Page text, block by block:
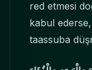
red etmesi
kabul
taassuba